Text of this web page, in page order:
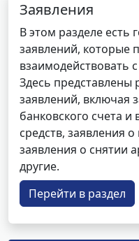
Заявления
В этом разделе
заявлений, которые
взаимодействовать
Здесь
заявлений, включая
банковского счета и
средств, заявления
заявления о снятии
другие.
Перейти в раздел